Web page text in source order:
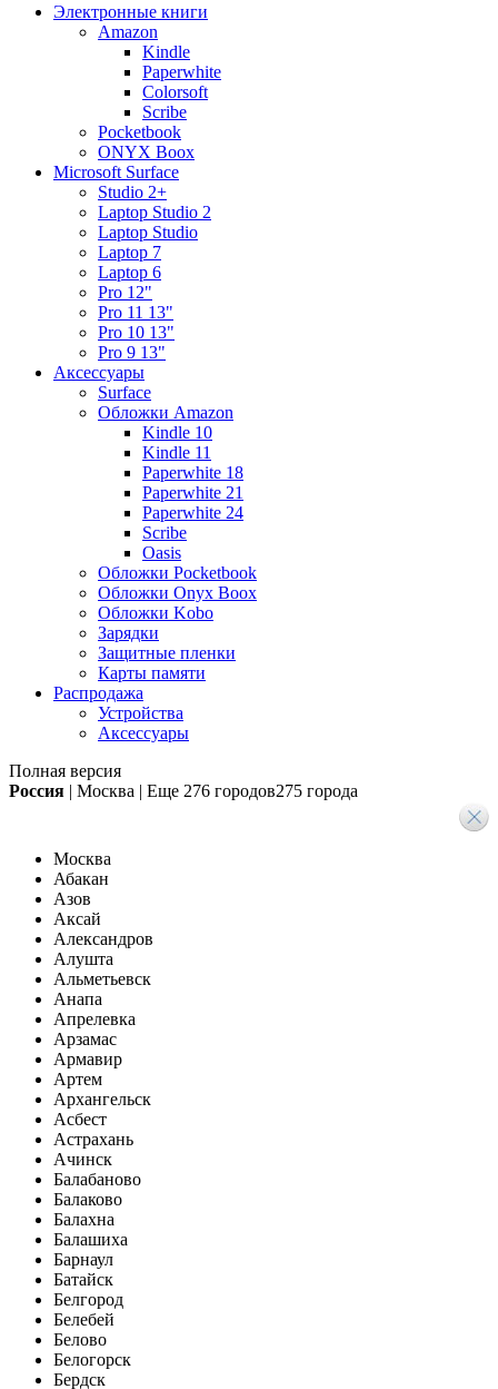
Электронные книги
Amazon
Kindle
Paperwhite
Colorsoft
Scribe
Pocketbook
ONYX Boox
Microsoft Surface
Studio 2+
Laptop Studio 2
Laptop Studio
Laptop 7
Laptop 6
Pro 12"
Pro 11 13"
Pro 10 13"
Pro 9 13"
Аксессуары
Surface
Обложки Amazon
Kindle 10
Kindle 11
Paperwhite 18
Paperwhite 21
Paperwhite 24
Scribe
Oasis
Обложки Pocketbook
Обложки Onyx Boox
Обложки Kobo
Зарядки
Защитные пленки
Карты памяти
Распродажа
Устройства
Аксессуары
Полная версия
Россия | Москва | Еще 276 городов275 города
Москва
Абакан
Азов
Аксай
Александров
Алушта
Альметьевск
Анапа
Апрелевка
Арзамас
Армавир
Артем
Архангельск
Асбест
Астрахань
Ачинск
Балабаново
Балаково
Балахна
Балашиха
Барнаул
Батайск
Белгород
Белебей
Белово
Белогорск
Бердск